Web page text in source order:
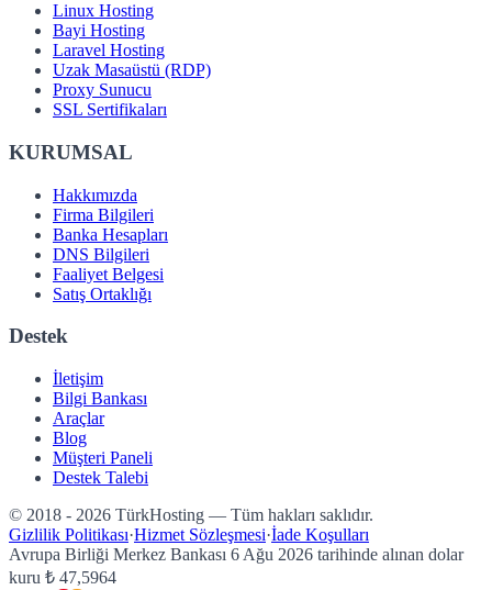
Linux Hosting
Bayi Hosting
Laravel Hosting
Uzak Masaüstü (RDP)
Proxy Sunucu
SSL Sertifikaları
KURUMSAL
Hakkımızda
Firma Bilgileri
Banka Hesapları
DNS Bilgileri
Faaliyet Belgesi
Satış Ortaklığı
Destek
İletişim
Bilgi Bankası
Araçlar
Blog
Müşteri Paneli
Destek Talebi
© 2018 - 2026 TürkHosting — Tüm hakları saklıdır.
Gizlilik Politikası·Hizmet Sözleşmesi·İade Koşulları
Avrupa Birliği Merkez Bankası 6 Ağu 2026 tarihinde alınan dolar
kuru ₺ 47,5964